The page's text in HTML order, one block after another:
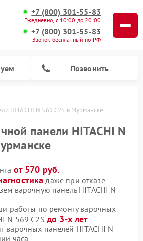
+7 (800) 301-55-83
Ежедневно, с 10:00 до 20:00
+7 (800) 301-55-83
Звонок бесплатный по РФ
Позвонить
HITACHI N 569 C2S в Мурманске
панели HITACHI N
от 570 руб.
даже при отказе
варочную панель HITACHI N
работы по ремонту варочных
N 569 C2S до 3-х лет
варочных панелей HITACHI N
часа